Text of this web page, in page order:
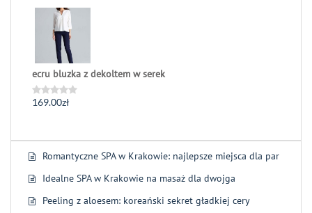
0
ecru bluzka z dekoltem w serek
Oceniono
169.00zł
Romantyczne SPA w Krakowie: najlepsze miejsca dla par
Idealne SPA w Krakowie na masaż dla dwojga
Peeling z aloesem: koreański sekret gładkiej cery